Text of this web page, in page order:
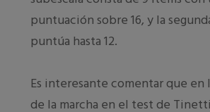
puntuación sobre 16, y la
puntúa hasta 12.
Es interesante comentar que en
de la marcha en el test de